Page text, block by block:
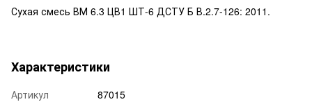
Сухая смесь ВМ 6.3 ЦВ1 ШТ-6 ДСТУ Б В.2.7-126: 2011.
Характеристики
Артикул
87015